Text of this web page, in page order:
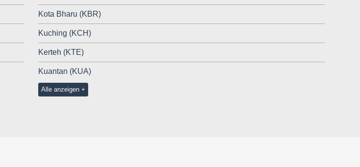
Kota Bharu (KBR)
Kuching (KCH)
Kerteh (KTE)
Kuantan (KUA)
Alle anzeigen